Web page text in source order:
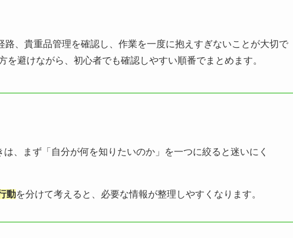
、貴重品管理を確認し、作業を一度に抱えすぎないことが大切で
避けながら、初心者でも確認しやすい順番でまとめます。
、まず「自分が何を知りたいのか」を一つに絞ると迷いにく
動を分けて考えると、必要な情報が整理しやすくなります。